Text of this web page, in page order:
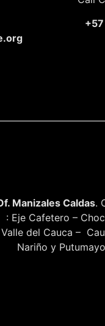
Manizales Caldas.
: Eje Cafetero –
Valle del Cauca –
Nariño y